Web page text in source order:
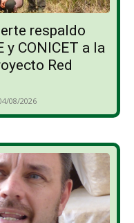
respaldo
CONICET a la
Red
08/2026